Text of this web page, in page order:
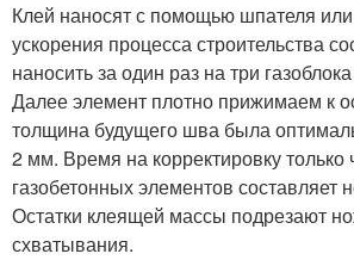
Клей наносят с помощью шпателя
ускорения процесса строительства
наносить за один раз на три
Далее элемент плотно прижимаем к
толщина будущего шва была
2 мм. Время на корректировку
газобетонных элементов составляет
Остатки клеящей массы подрезают
схватывания.